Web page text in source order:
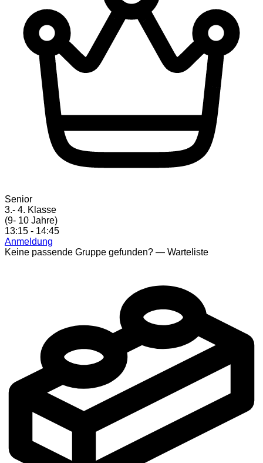
Senior
3.- 4. Klasse
(9- 10 Jahre)
13:15 - 14:45
Anmeldung
Keine passende Gruppe gefunden? — Warteliste